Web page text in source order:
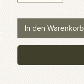
In den Warenkorb